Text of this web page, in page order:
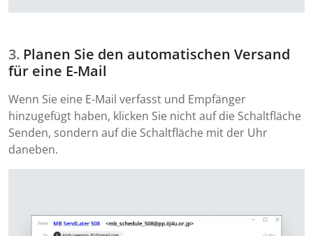
Planen Sie den automatischen Versand
für eine E-Mail
Wenn Sie eine E-Mail verfasst und Empfänger
hinzugefügt haben, klicken Sie nicht auf die Schaltfläche
Senden, sondern auf die Schaltfläche mit der Uhr
daneben.